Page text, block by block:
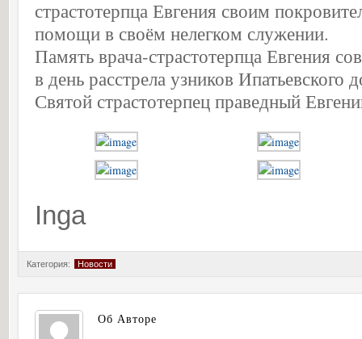
страстотерпца Евгения своим
помощи в своём нелегком служении.
Память врача-страстотерпца Евгения
в день расстрела узников Ипатьевского
Святой страстотерпец праведный
Inga
Категория: Новости
Об Авторе